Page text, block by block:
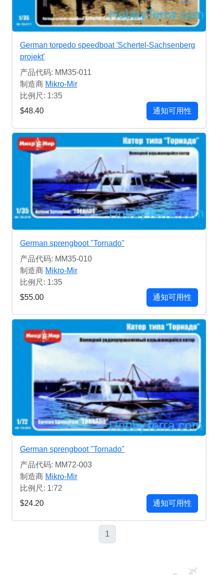
German torpedo speedboat 'Schertel-Sachsenberg
projekt'
产品代码: MM35-011
制造商 Mikro-Mir
比例尺: 1:35
$48.40
通知可用性
German sprengboot "Tornado"
产品代码: MM35-010
制造商 Mikro-Mir
比例尺: 1:35
$55.00
通知可用性
German sprengboot "Tornado"
产品代码: MM72-003
制造商 Mikro-Mir
比例尺: 1:72
$24.20
通知可用性
1